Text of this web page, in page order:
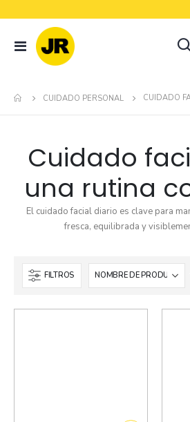
navegación
CUIDADO PERSONAL CUIDADO
Cuidado
una rutina
El cuidado facial diario es clave para
fresca, equilibrada y
FILTROS